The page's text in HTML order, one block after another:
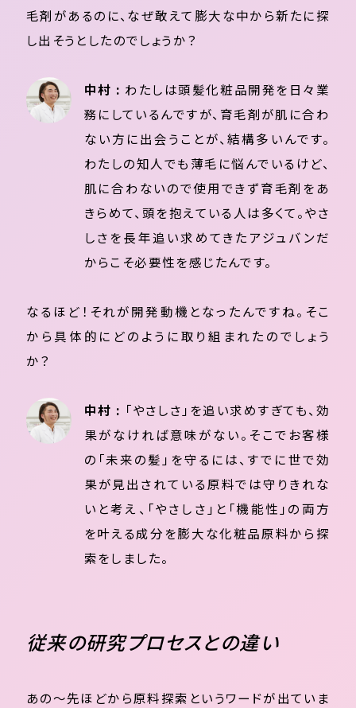
毛剤があるのに、なぜ敢えて膨大な中から新たに探
し出そうとしたのでしょうか？
中村 : わたしは頭髪化粧品開発を日々業
務にしているんですが、育毛剤が肌に合わ
ない方に出会うことが、結構多いんです。
わたしの知人でも薄毛に悩んでいるけど、
肌に合わないので使用できず育毛剤をあ
きらめて、頭を抱えている人は多くて。やさ
しさを長年追い求めてきたアジュバンだ
からこそ必要性を感じたんです。
なるほど！それが開発動機となったんですね。そこ
から具体的にどのように取り組まれたのでしょう
か？
中村 : 「やさしさ」を追い求めすぎても、効
果がなければ意味がない。そこでお客様
の「未来の髪」を守るには、すでに世で効
果が見出されている原料では守りきれな
いと考え、「やさしさ」と「機能性」の両方
を叶える成分を膨大な化粧品原料から探
索をしました。
従来の研究プロセスとの違い
あの～先ほどから原料探索というワードが出ていま